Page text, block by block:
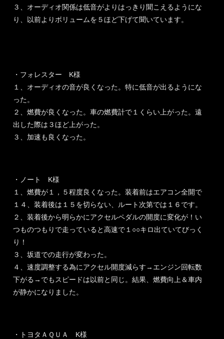
３、オーディオ関係は低音がよりはっきり聞こえるようにな
り、以前よりボリュームを５ほど下げて聞いています。
・フォレスター K様
１、オーディオの音が良くなった。特に低音が出るようにな
った。
２、燃費が良くなった。車の燃費計で１くらい上がった。遠
出した際は３ほど上がった。
３、加速も良くなった。
・ノート K様
１、燃費が１，５程度良くなった。装着前はエアコン全開で
１４、装着後は１５を切らない、ルート次第では１６です。
２、装着後から明らかにアクセルペダルの開度に変化が！い
つものつもりで走っていると高速で１○○キロ出ていてびっく
り！
３、坂道での走行が変わった。
４、速度調整する為にアクセル開度減らす→エンジン回転数
下がる→でもスピードは以前と同じ。結果、燃費向上＆車内
が静かになりました。
・トヨタＡＱＵＡ K様